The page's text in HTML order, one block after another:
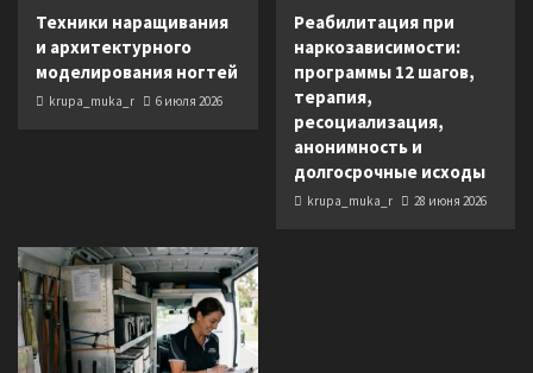
Техники наращивания
и архитектурного
моделирования ногтей
krupa_muka_r 6 июля 2026
Реабилитация при
наркозависимости:
программы 12 шагов,
терапия,
ресоциализация,
анонимность и
долгосрочные исходы
krupa_muka_r 28 июня 2026